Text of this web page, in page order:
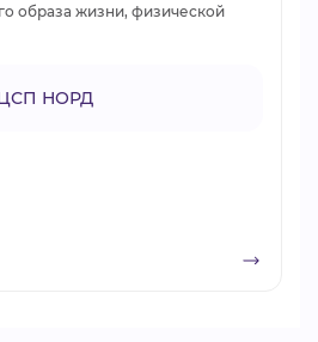
образа жизни, физической
НОРД